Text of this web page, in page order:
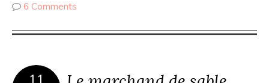
6 Comments